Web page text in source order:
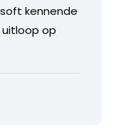
kennende
op